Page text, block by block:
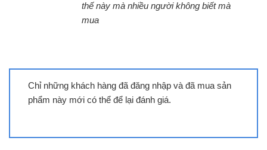
thế này mà nhiều người không biết mà
mua
Chỉ những khách hàng đã đăng nhập và đã mua sản
phẩm này mới có thể để lại đánh giá.